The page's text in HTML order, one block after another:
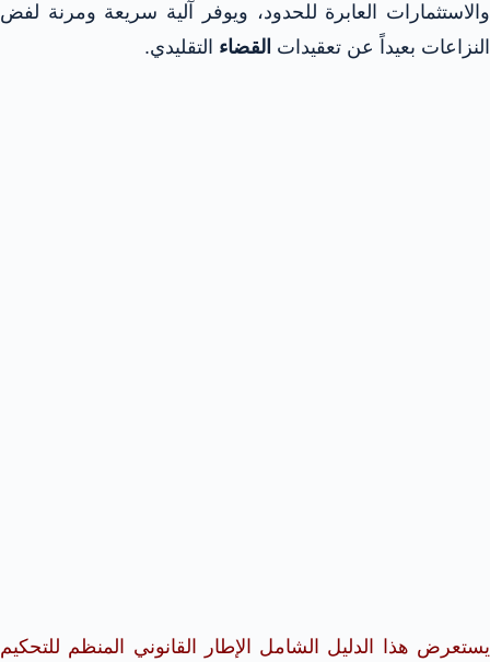
والاستثمارات العابرة للحدود، ويوفر آلية سريعة ومرنة لفض
النزاعات بعيداً عن تعقيدات القضاء التقليدي.​
يستعرض هذا الدليل الشامل الإطار القانوني المنظم للتحكيم